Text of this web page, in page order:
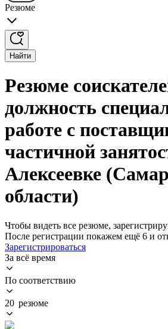
Резюме
Найти
Резюме
должность
работе с
частичной
Алексеевке
области)
Чтобы видеть все резюме,
После регистрации покажем ещё 6 и
Зарегистрироваться
За всё время
По соответствию
20 резюме